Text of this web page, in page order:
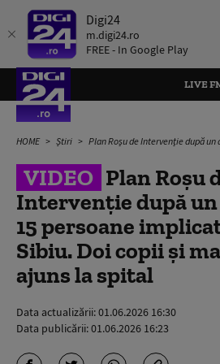
Digi24
m.digi24.ro
FREE - In Google Play
LIVE
HOME Știri Plan Roșu de Intervenție după un accident cu 15 persoane
VIDEO Plan Roșu
Intervenție după
15 persoane
Sibiu. Doi copii și
ajuns la spital
Data actualizării:01.06.2026 16:30
Data publicării:01.06.2026 16:23